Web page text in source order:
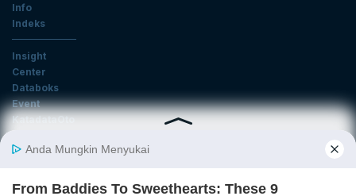
Info
Indeks
Insight
Center
Databoks
Event
KatadataOto
Email